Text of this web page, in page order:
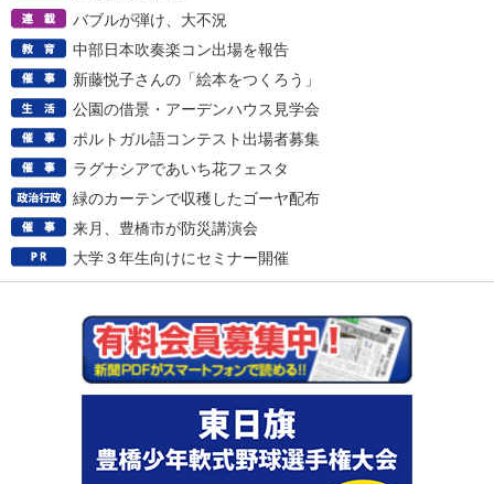
バブルが弾け、大不況
中部日本吹奏楽コン出場を報告
新藤悦子さんの「絵本をつくろう」
公園の借景・アーデンハウス見学会
ポルトガル語コンテスト出場者募集
ラグナシアであいち花フェスタ
緑のカーテンで収穫したゴーヤ配布
来月、豊橋市が防災講演会
大学３年生向けにセミナー開催